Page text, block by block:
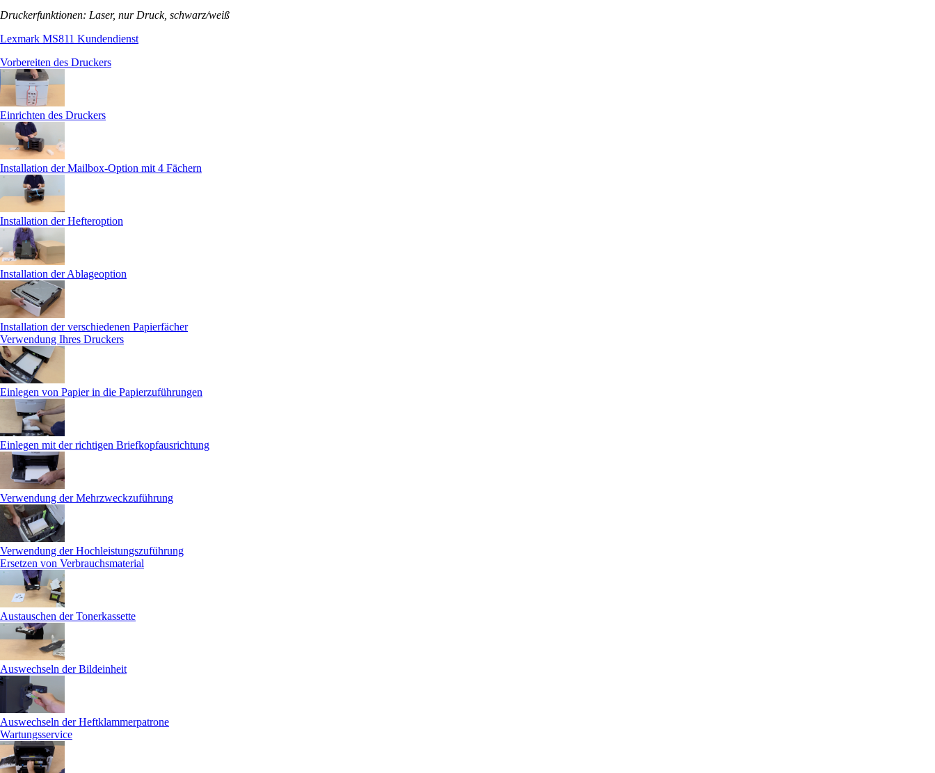
Druckerfunktionen: Laser, nur Druck, schwarz/weiß
Lexmark MS811 Kundendienst
Vorbereiten des Druckers
Einrichten des Druckers
Installation der Mailbox-Option mit 4 Fächern
Installation der Hefteroption
Installation der Ablageoption
Installation der verschiedenen Papierfächer
Verwendung Ihres Druckers
Einlegen von Papier in die Papierzuführungen
Einlegen mit der richtigen Briefkopfausrichtung
Verwendung der Mehrzweckzuführung
Verwendung der Hochleistungszuführung
Ersetzen von Verbrauchsmaterial
Austauschen der Tonerkassette
Auswechseln der Bildeinheit
Auswechseln der Heftklammerpatrone
Wartungsservice